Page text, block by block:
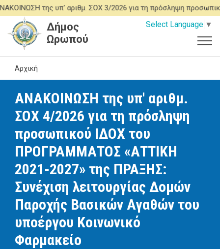
Παράκαμψη
προς
περιεχόμενο
της υπ' αριθμ. ΣΟΧ 3/2026 για τη πρόσληψη
Select Language ▼
Δήμος
Ωρωπού
Αρχική
ΑΝΑΚΟΙΝΩΣΗ της υπ' αριθμ.
ΣΟΧ 4/2026 για τη πρόσληψη
προσωπικού ΙΔΟΧ του
ΠΡΟΓΡΑΜΜΑΤΟΣ «ΑΤΤΙΚΗ
2021-2027» της ΠΡΑΞΗΣ:
Συνέχιση λειτουργίας Δομών
Παροχής Βασικών Αγαθών του
υποέργου Κοινωνικό
Φαρμακείο